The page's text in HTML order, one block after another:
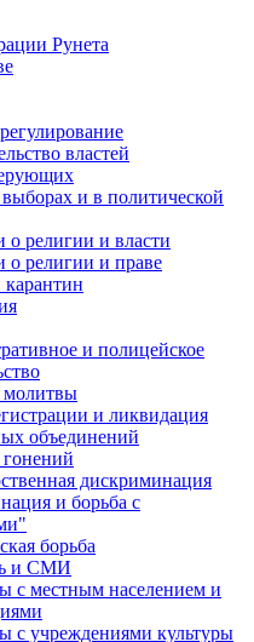
Рунета
властей
и в политической
о религии и власти
о религии и праве
и полицейское
молитвы
и ликвидация
объединений
дискриминация
и борьба с
борьба
и СМИ
с местным населением и
с учреждениями культуры